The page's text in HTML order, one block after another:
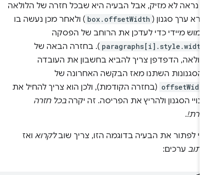
נראה לא מזיק, אבל הבעיה היא שבכל חזרה של הלולאה
ערך סגנון ( box.offsetWidth ) ולאחר מכן נעשה בו
מיידי כדי לעדכן את הרוחב של הפסקה
paragraphs[i].style.width ). בחזרה הבאה של
הדפדפן צריך להביא בחשבון את העובדה
השתנו מאז הבקשה האחרונה של
(בחזרה הקודמת), ולכן הוא צריך להחיל את
הסגנון ולהריץ את הפריסה. זה יקרהבכל חזרה
.
לפתור את הבעיה בדוגמה הזו, צריך שובלקרואואז
ערכים: